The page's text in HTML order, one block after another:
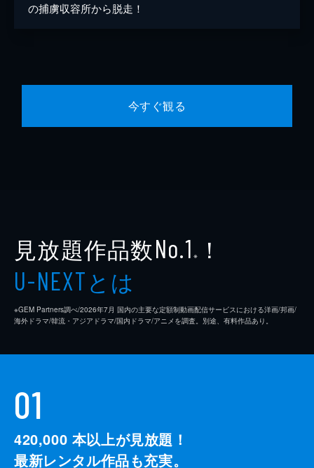
の捕虜収容所から脱走！
今すぐ観る
見放題作品数No.1 ※ ！
U-NEXTとは
※GEM Partners調べ/2026年7⽉ 国内の主要な定額制動画配信サービスにおける洋画/邦画/
海外ドラマ/韓流・アジアドラマ/国内ドラマ/アニメを調査。別途、有料作品あり。
01
420,000 本以上が見放題！
最新レンタル作品も充実。